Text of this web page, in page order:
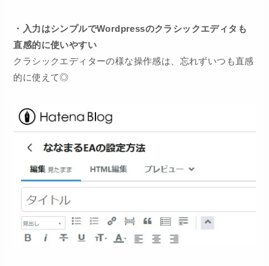
・入力はシンプルでWordpressのクラシックエディタも
直感的に使いやすい
クラシックエディターの様な操作感は、忘れずいつも直感
的に使えて◎